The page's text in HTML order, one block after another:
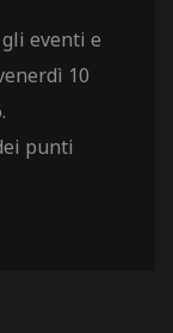
eventi e
10
punti